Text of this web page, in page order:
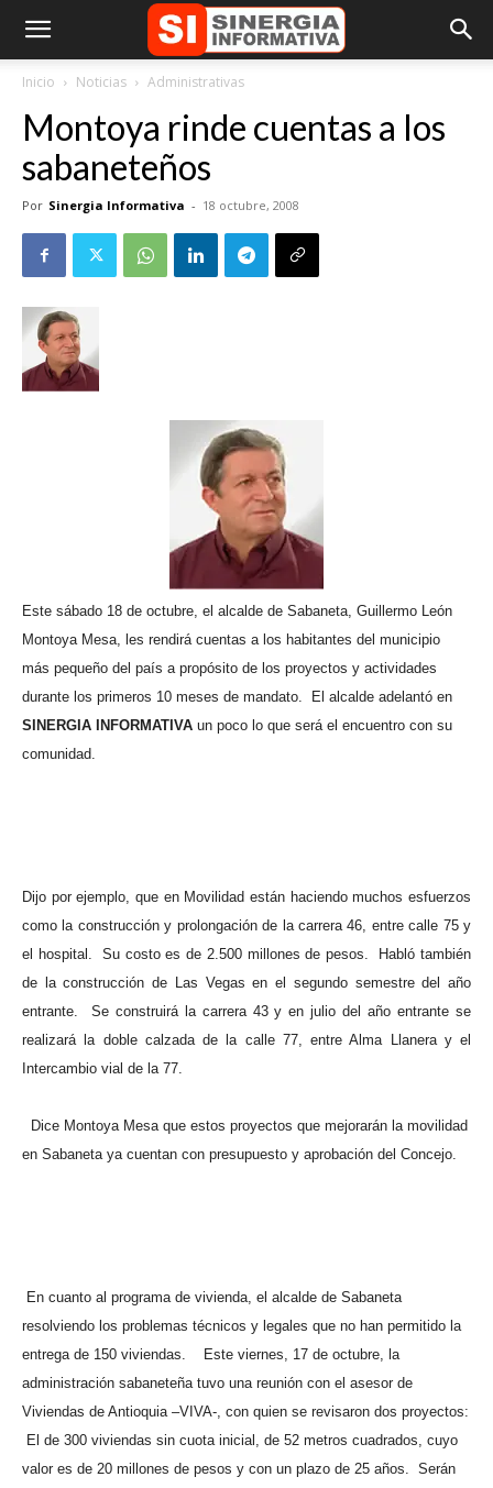
Inicio Noticias Administrativas
Montoya rinde cuentas a los
sabaneteños
Por Sinergia Informativa - 18 octubre, 2008
Este sábado 18 de octubre, el alcalde de Sabaneta, Guillermo León
Montoya Mesa, les rendirá cuentas a los habitantes del municipio
más pequeño del país a propósito de los proyectos y actividades
durante los primeros 10 meses de mandato.
El alcalde adelantó en
SINERGIA INFORMATIVA un poco lo que será el encuentro con su
comunidad.
Dijo por ejemplo, que en Movilidad están haciendo muchos esfuerzos
como la construcción y prolongación de la carrera 46, entre calle 75 y
el hospital.
Su costo es de 2.500 millones de pesos.
Habló también
de la construcción de Las Vegas en el segundo semestre del año
entrante.
Se construirá la carrera 43 y en julio del año entrante se
realizará la doble calzada de la calle 77, entre Alma Llanera y el
Intercambio vial de la 77.
Dice Montoya Mesa que estos proyectos que mejorarán la movilidad
en Sabaneta ya cuentan con presupuesto y aprobación del Concejo.
En cuanto al programa de vivienda, el alcalde de Sabaneta
resolviendo los problemas técnicos y legales que no han permitido la
entrega de 150 viviendas.
Este viernes, 17 de octubre, la
administración sabaneteña tuvo una reunión con el asesor de
Viviendas de Antioquia –VIVA-, con quien se revisaron dos proyectos:
El de 300 viviendas sin cuota inicial, de 52 metros cuadrados, cuyo
valor es de 20 millones de pesos y con un plazo de 25 años. Serán